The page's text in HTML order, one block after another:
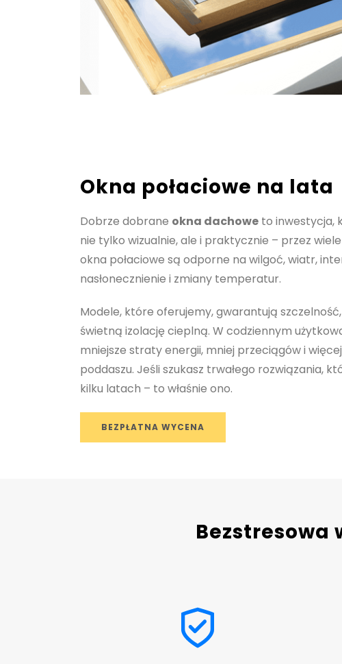
Okna połaciowe na lata
Dobrze dobrane okna dachowe to inwestycja,
nie tylko wizualnie, ale i praktycznie – przez
okna połaciowe są odporne na wilgoć, wiatr,
nasłonecznienie i zmiany temperatur.
Modele, które oferujemy, gwarantują
świetną izolację cieplną. W codziennym
mniejsze straty energii, mniej przeciągów i
poddaszu. Jeśli szukasz trwałego rozwiązania,
kilku latach – to właśnie ono.
BEZPŁATNA WYCENA
Bezstresowa